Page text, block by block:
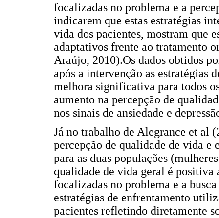
focalizadas no problema e a
indicarem que estas estratégias
vida dos pacientes, mostram que
adaptativos frente ao tratamento
Araújo, 2010).Os dados obtidos
após a intervenção as estratégias
melhora significativa para todos
aumento na percepção de
nos sinais de ansiedade e
Já no trabalho de Alegrance et al
percepção de qualidade de vida e
para as duas populações
qualidade de vida geral é positiva
focalizadas no problema e a
estratégias de enfrentamento
pacientes refletindo diretamente